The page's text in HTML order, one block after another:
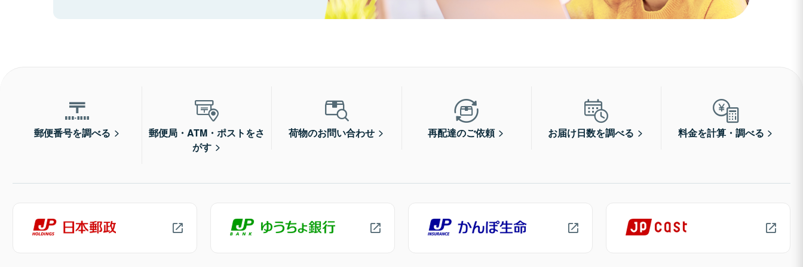
郵便番号を調べる
郵便局・ATM・ポストをさ
がす
荷物のお問い合わせ 再配達のご依頼 お届け日数を調べる 料金を計算・調べる